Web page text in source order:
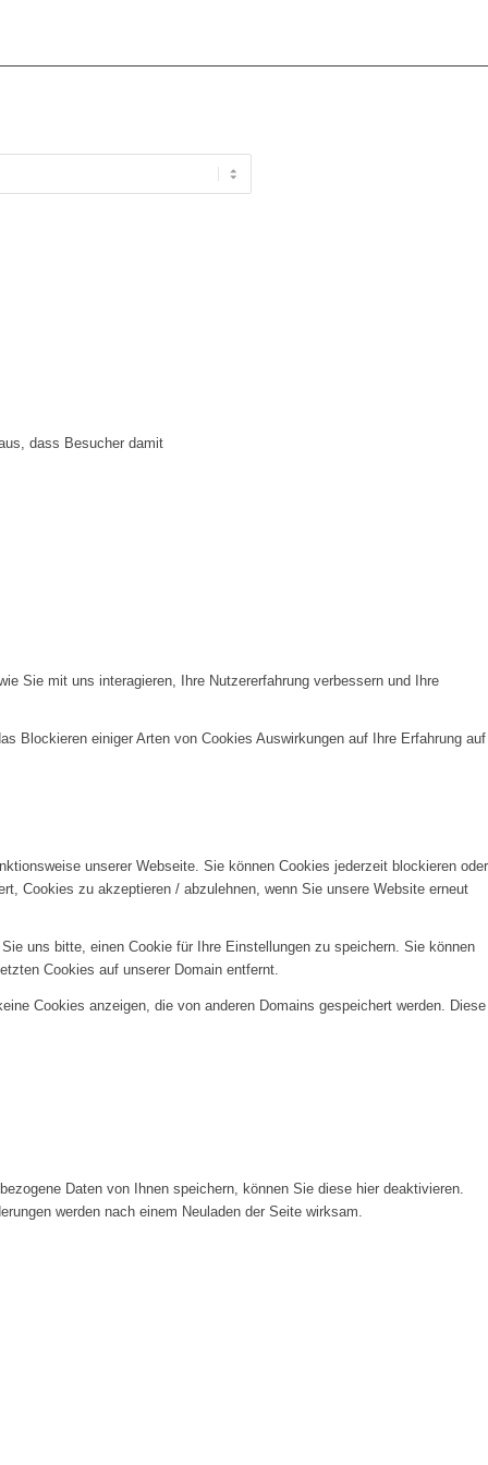
dass Besucher damit
Sie mit uns interagieren, Ihre Nutzererfahrung verbessern und Ihre
Blockieren einiger Arten von Cookies Auswirkungen auf Ihre Erfahrung auf
unserer Webseite. Sie können Cookies jederzeit blockieren oder
Cookies zu akzeptieren / abzulehnen, wenn Sie unsere Website erneut
uns bitte, einen Cookie für Ihre Einstellungen zu speichern. Sie können
Cookies auf unserer Domain entfernt.
Cookies anzeigen, die von anderen Domains gespeichert werden. Diese
Daten von Ihnen speichern, können Sie diese hier deaktivieren.
werden nach einem Neuladen der Seite wirksam.